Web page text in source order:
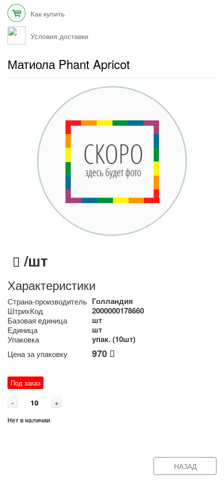
Как купить
Условия доставки
Матиола Phant Apricot
/шт
Характеристики
Страна-производитель Голландия
ШтрихКод 2000000178660
Базовая единица шт
Единица шт
Упаковка упак. (10шт)
Цена за упаковку 970
Под заказ
- +
Нет в наличии
НАЗАД